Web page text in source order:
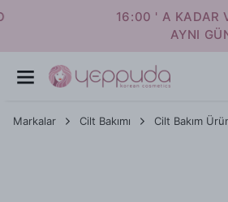
16:00 ' A KADAR VERİLEN
AYNI GÜN
Markalar Cilt Bakımı Cilt Bakım